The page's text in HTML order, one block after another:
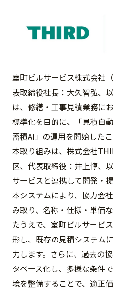
室町ビルサービス株式会社
表取締役社長：大久智弘、
は、修繕・工事見積業務に
標準化を目的に、「見積自
蓄積AI」の運用を開始した
本取り組みは、株式会社
区、代表取締役：井上惇、
サービスと連携して開発・
本システムにより、協力会
み取り、名称・仕様・単価
たうえで、室町ビルサービ
形し、既存の見積システム
力します。さらに、過去の
タベース化し、多様な条件
境を整備することで、適正